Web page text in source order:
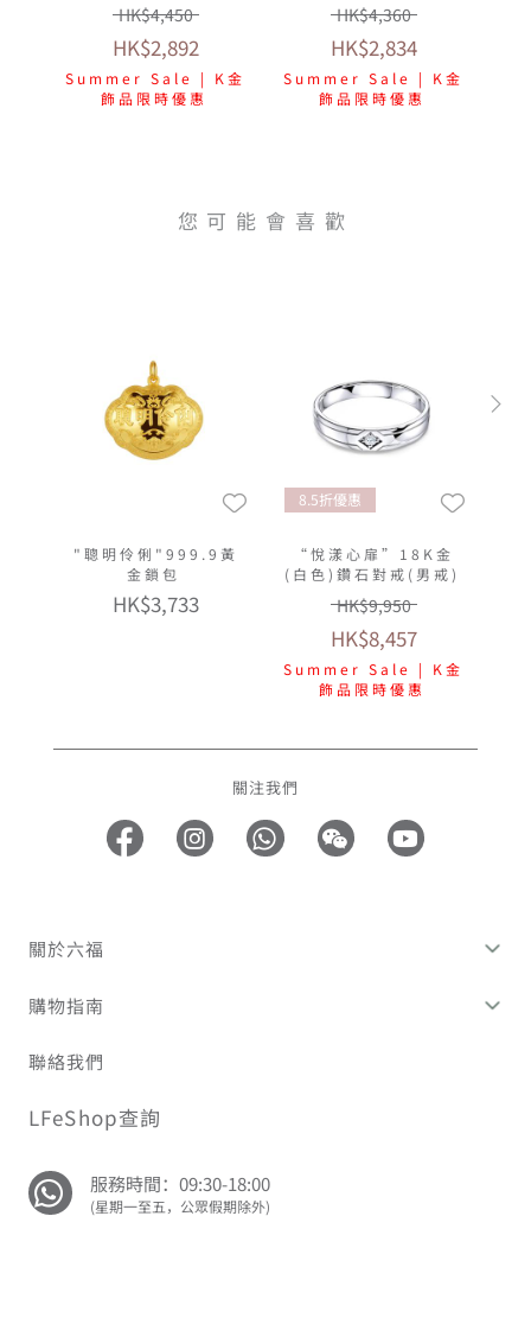
HK$4,450
HK$2,892
Summer Sale | K金
飾品限時優惠
HK$4,360
HK$2,834
Summer Sale | K金
飾品限時優惠
您可能會喜歡
"聰明伶俐"999.9黃
金鎖包
HK$3,733
8.5折優惠
“悅漾心扉”18K金
(白色)鑽石對戒(男戒)
HK$9,950
HK$8,457
Summer Sale | K金
飾品限時優惠
關注我們
關於六福
購物指南
聯絡我們
LFeShop查詢
服務時間：09:30-18:00
(星期一至五，公眾假期除外)